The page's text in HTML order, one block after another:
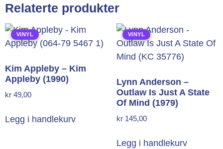
Relaterte produkter
VINYL
Kim Appleby – Kim
Appleby (1990)
kr 49,00
Legg i handlekurv
VINYL
Lynn Anderson –
Outlaw Is Just A State
Of Mind (1979)
kr 145,00
Legg i handlekurv